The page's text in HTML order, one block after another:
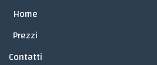
Home
Prezzi
Contatti